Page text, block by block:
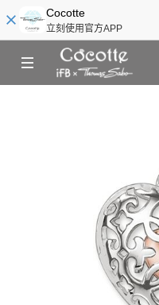
Cocotte
立刻使用官方APP